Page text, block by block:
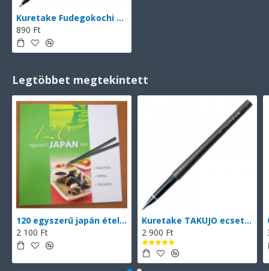
Kuretake Fudegokochi ecsettoll (LS1-10S), kemény hegyű szépíró toll, fekete tinta, közepes vastagság
890 Ft
Legtöbbet megtekintett
120 egyszerű japán étel (magyarul)
2 100 Ft
Kuretake TAKUJO ecsettoll No. 8 (DP150-8B), vékony hegyű ecsettoll, fekete tinta, 2 db cserélhető patronnal
2 900 Ft